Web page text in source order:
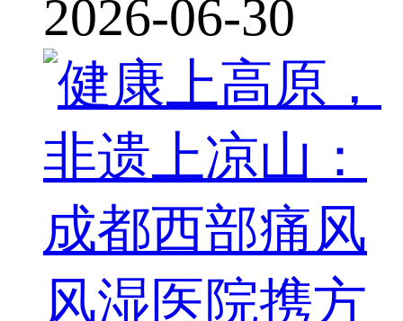
2026-06-30